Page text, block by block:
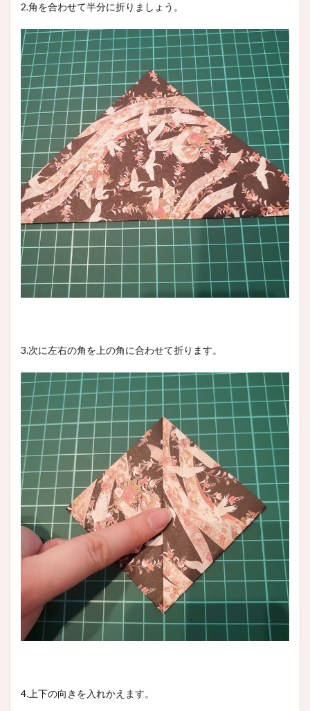
2.角を合わせて半分に折りましょう。
3.次に左右の角を上の角に合わせて折ります。
4.上下の向きを入れかえます。